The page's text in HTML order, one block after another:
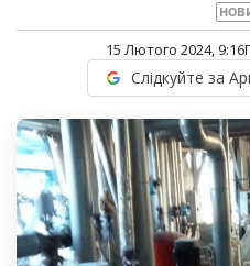
15 Лютого 2024, 9:16
Слідкуйте за